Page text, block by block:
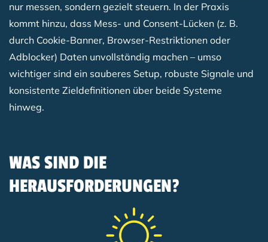
nur messen, sondern gezielt steuern. In der Praxis
kommt hinzu, dass Mess- und Consent-Lücken (z. B.
durch Cookie-Banner, Browser-Restriktionen oder
Adblocker) Daten unvollständig machen – umso
wichtiger sind ein sauberes Setup, robuste Signale und
konsistente Zieldefinitionen über beide Systeme
hinweg.
WAS SIND DIE
HERAUSFORDERUNGEN?